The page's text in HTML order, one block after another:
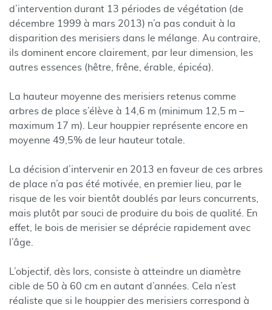
d’intervention durant 13 périodes de végétation (de
décembre 1999 à mars 2013) n’a pas conduit à la
disparition des merisiers dans le mélange. Au contraire,
ils dominent encore clairement, par leur dimension, les
autres essences (hêtre, frêne, érable, épicéa).
La hauteur moyenne des merisiers retenus comme
arbres de place s’élève à 14,6 m (minimum 12,5 m –
maximum 17 m). Leur houppier représente encore en
moyenne 49,5% de leur hauteur totale.
La décision d’intervenir en 2013 en faveur de ces arbres
de place n’a pas été motivée, en premier lieu, par le
risque de les voir bientôt doublés par leurs concurrents,
mais plutôt par souci de produire du bois de qualité. En
effet, le bois de merisier se déprécie rapidement avec
l’âge.
L’objectif, dès lors, consiste à atteindre un diamètre
cible de 50 à 60 cm en autant d’années. Cela n’est
réaliste que si le houppier des merisiers correspond à